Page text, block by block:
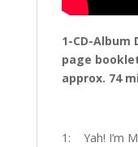
1-CD-
page
approx. 74
1: Yah! I’m